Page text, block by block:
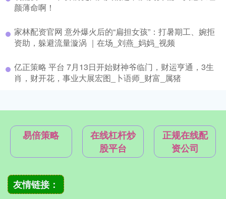
颜薄命啊！
家林配资官网 意外爆火后的“扁担女孩”：打暑期工、婉拒
资助，躲避流量漩涡 ｜在场_刘燕_妈妈_视频
亿正策略 平台 7月13日开始财神爷临门，财运亨通，3生
肖，财开花，事业大展宏图_卜语师_财富_属猪
易倍策略
在线杠杆炒
股平台
正规在线配
资公司
友情链接：